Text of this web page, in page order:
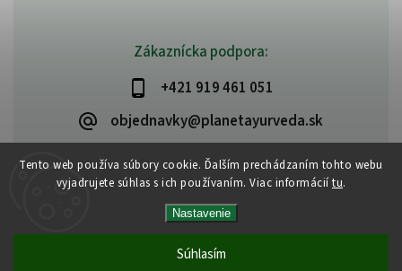
Tento web používa súbory cookie. Ďalším prechádzaním tohto webu
vyjadrujete súhlas s ich používaním. Viac informácií tu.
Nastavenie
Súhlasím
Zákaznícka podpora:
+421 919 461 051
objednavky@planetayurveda.sk
PlanetAyurveda. Všetky práva vyhradené.
Upraviť nastavenie cookies
| Design Shoptak.cz